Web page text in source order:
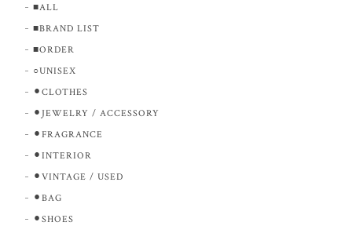
■ALL
■BRAND LIST
■ORDER
○UNISEX
⚫︎CLOTHES
⚫︎JEWELRY / ACCESSORY
⚫︎FRAGRANCE
⚫︎INTERIOR
⚫︎VINTAGE / USED
⚫︎BAG
⚫︎SHOES